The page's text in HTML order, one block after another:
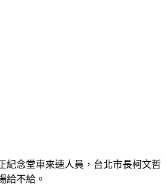
紀念堂車來速人員，台北市長柯文哲
給不給。